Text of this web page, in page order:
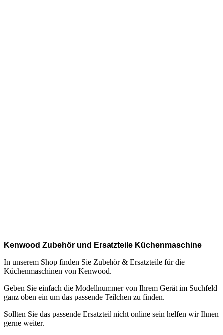
Kenwood Zubehör und Ersatzteile Küchenmaschine
In unserem Shop finden Sie Zubehör & Ersatzteile für die
Küchenmaschinen von Kenwood.
Geben Sie einfach die Modellnummer von Ihrem Gerät im Suchfeld
ganz oben ein um das passende Teilchen zu finden.
Sollten Sie das passende Ersatzteil nicht online sein helfen wir Ihnen
gerne weiter.